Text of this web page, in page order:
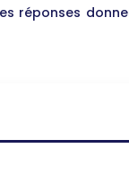
réponses